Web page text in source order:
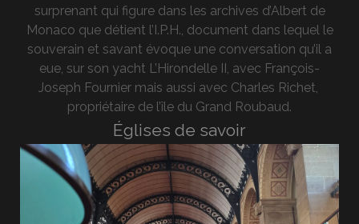
surprenant qui figure dans les archives d’Albert de
Monaco que détient l’I.P.H., document dans lequel le
souverain et savant évoque une conversation qu’il a
eue, sur son yacht L’Hirondelle II, avec François-
Joseph Fournier mais aussi avec Charles Richet,
propriétaire de l’île du Grand Roubaud.
Églises de savoir